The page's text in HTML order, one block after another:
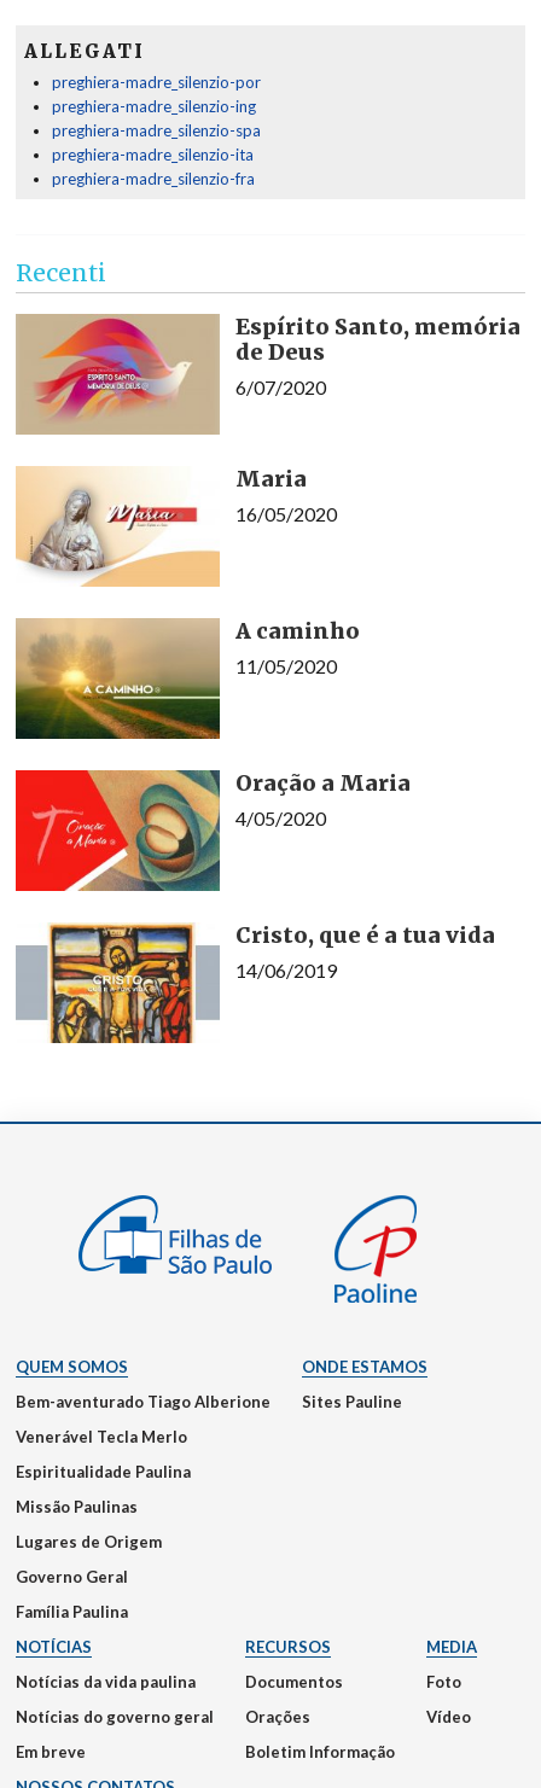
ALLEGATI
preghiera-madre_silenzio-por
preghiera-madre_silenzio-ing
preghiera-madre_silenzio-spa
preghiera-madre_silenzio-ita
preghiera-madre_silenzio-fra
Recenti
Espírito Santo, memória
de Deus
6/07/2020
Maria
16/05/2020
A caminho
11/05/2020
Oração a Maria
4/05/2020
Cristo, que é a tua vida
14/06/2019
QUEM SOMOS
Bem-aventurado Tiago Alberione
Venerável Tecla Merlo
Espiritualidade Paulina
Missão Paulinas
Lugares de Origem
Governo Geral
Família Paulina
ONDE ESTAMOS
Sites Pauline
NOTÍCIAS
Notícias da vida paulina
Notícias do governo geral
Em breve
RECURSOS
Documentos
Orações
Boletim Informação
MEDIA
Foto
Vídeo